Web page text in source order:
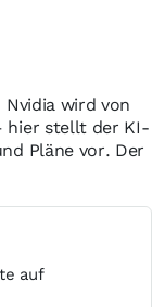
wird von
hier stellt der KI-
Pläne vor. Der
auf